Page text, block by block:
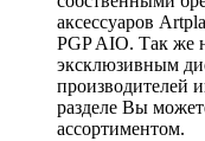
аксессуаров
PGP AIO. Так же
эксклюзивным
производителей
разделе Вы
ассортиментом.